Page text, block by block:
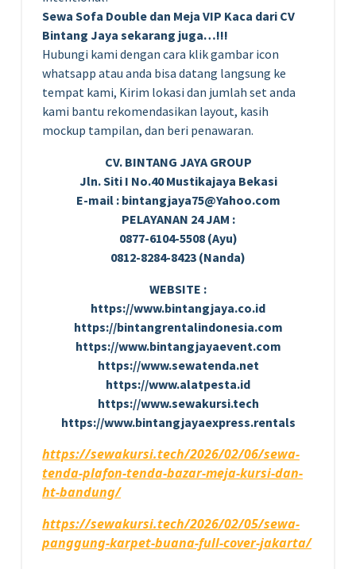
Sewa Sofa Double dan Meja VIP Kaca dari CV
Bintang Jaya sekarang juga…!!!
Hubungi kami dengan cara klik gambar icon
whatsapp atau anda bisa datang langsung ke
tempat kami, Kirim lokasi dan jumlah set anda
kami bantu rekomendasikan layout, kasih
mockup tampilan, dan beri penawaran.
CV. BINTANG JAYA GROUP
Jln. Siti I No.40 Mustikajaya Bekasi
E-mail : bintangjaya75@Yahoo.com
PELAYANAN 24 JAM :
0877-6104-5508 (Ayu)
0812-8284-8423 (Nanda)
WEBSITE :
https://www.bintangjaya.co.id
https://bintangrentalindonesia.com
https://www.bintangjayaevent.com
https://www.sewatenda.net
https://www.alatpesta.id
https://www.sewakursi.tech
https://www.bintangjayaexpress.rentals
https://sewakursi.tech/2026/02/06/sewa-
tenda-plafon-tenda-bazar-meja-kursi-dan-
ht-bandung/
https://sewakursi.tech/2026/02/05/sewa-
panggung-karpet-buana-full-cover-jakarta/